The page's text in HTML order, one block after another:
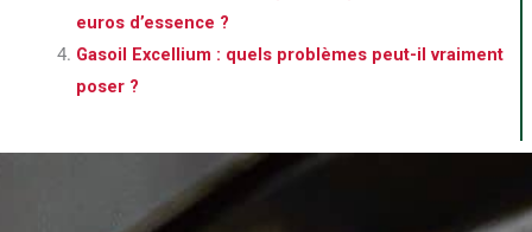
euros d’essence ?
Gasoil Excellium : quels problèmes peut-il vraiment
poser ?